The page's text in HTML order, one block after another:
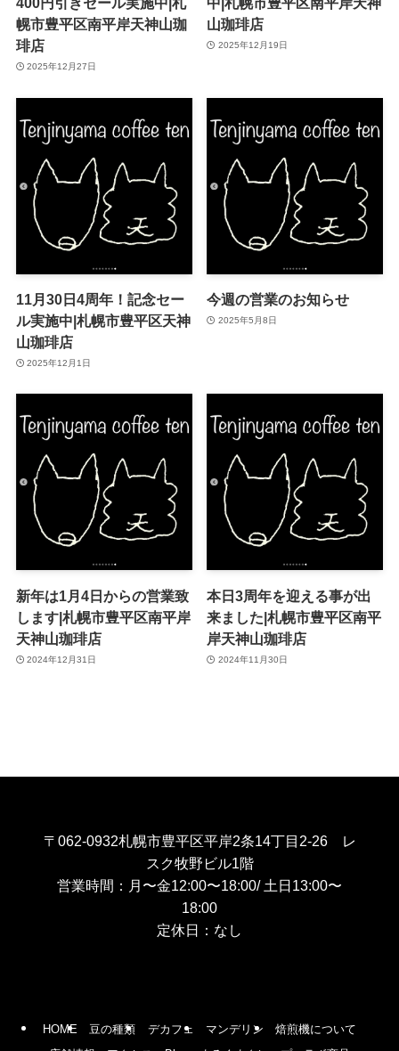
幌市豊平区南平岸天神山珈
琲店
2025年12月27日
山珈琲店
2025年12月19日
11月30日4周年！記念セー
ル実施中|札幌市豊平区天神
山珈琲店
2025年12月1日
今週の営業のお知らせ
2025年5月8日
新年は1月4日からの営業致
します|札幌市豊平区南平岸
天神山珈琲店
2024年12月31日
本日3周年を迎える事が出
来ました|札幌市豊平区南平
岸天神山珈琲店
2024年11月30日
〒062-0932札幌市豊平区平岸2条14丁目2-26 レ
スク牧野ビル1階
営業時間：月〜金12:00〜18:00/ 土日13:00〜
18:00
定休日：なし
HOME 豆の種類 デカフェ マンデリン
焙煎機について